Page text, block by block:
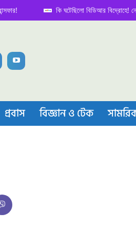
কি ঘটেছিলো বিডিআর বিদ্রোহে! নেপথ্য
প্রবাস বিজ্ঞান ও টেক